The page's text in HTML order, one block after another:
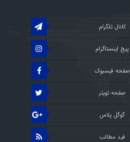
کانال تلگرام
پیج اینستاگرام
صفحه فیسبوک
صفحه تویتر
گوگل پلاس
فید مطالب